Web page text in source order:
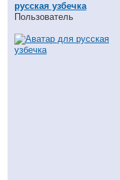
русская узбечка
Пользователь